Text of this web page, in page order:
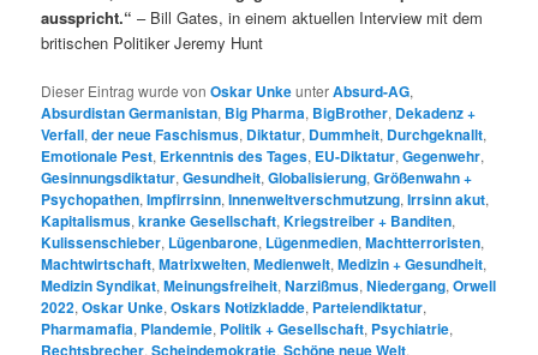
ausspricht.“ – Bill Gates, in einem aktuellen Interview mit dem
britischen Politiker Jeremy Hunt
Dieser Eintrag wurde vonOskar UnkeunterAbsurd-AG,
Absurdistan Germanistan, Big Pharma, BigBrother, Dekadenz +
Verfall,der neue Faschismus, Diktatur, Dummheit, Durchgeknallt,
Emotionale Pest, Erkenntnis des Tages, EU-Diktatur,Gegenwehr,
Gesinnungsdiktatur,Gesundheit,Globalisierung,Größenwahn +
Psychopathen,Impfirrsinn,Innenweltverschmutzung,Irrsinn akut,
Kapitalismus,kranke Gesellschaft,Kriegstreiber + Banditen,
Kulissenschieber, Lügenbarone, Lügenmedien,Machtterroristen,
Machtwirtschaft,Matrixwelten,Medienwelt,Medizin + Gesundheit,
Medizin Syndikat,Meinungsfreiheit,Narzißmus,Niedergang,Orwell
2022,Oskar Unke,Oskars Notizkladde, Parteiendiktatur,
Pharmamafia, Plandemie, Politik + Gesellschaft, Psychiatrie,
, , ,